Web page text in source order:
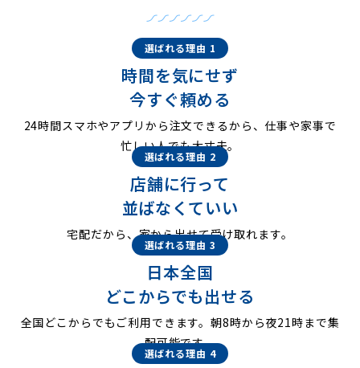
選ばれる理由 1
時間を気にせず
今すぐ頼める
24時間スマホやアプリから注文できるから、仕事や家事で
忙しい人でも大丈夫。
選ばれる理由 2
店舗に行って
並ばなくていい
宅配だから、家から出せて受け取れます。
選ばれる理由 3
日本全国
どこからでも出せる
全国どこからでもご利用できます。朝8時から夜21時まで集
配可能です。
選ばれる理由 4